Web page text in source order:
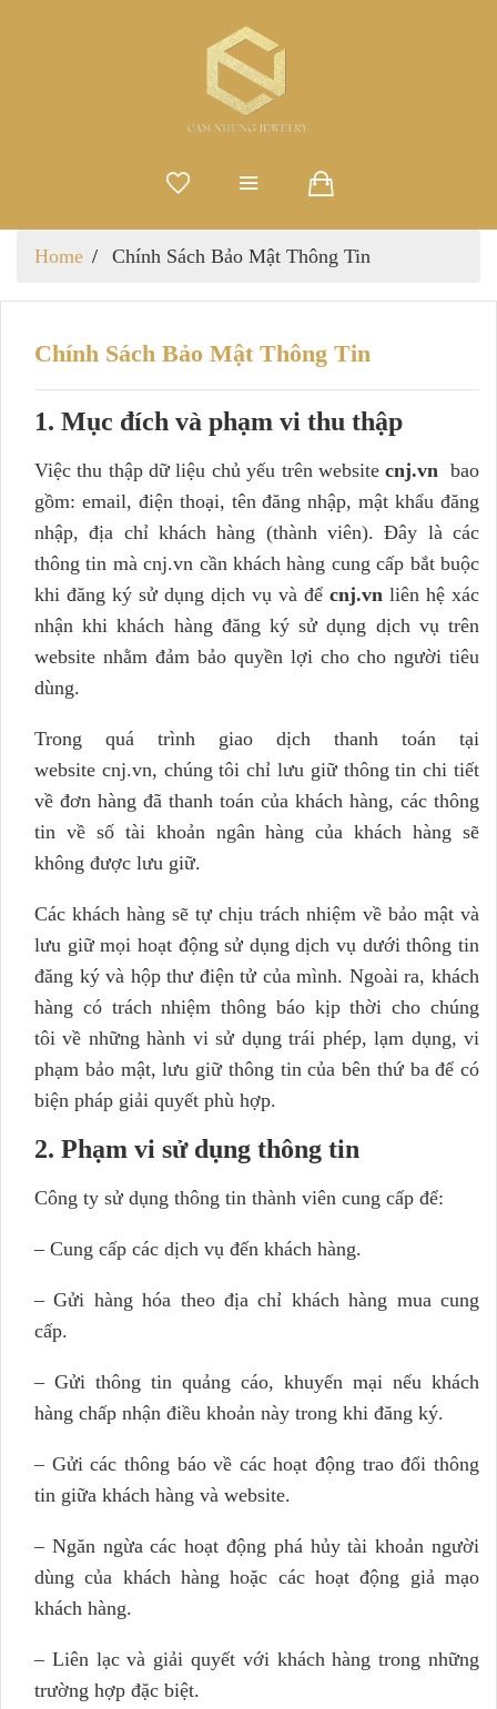
Home Chính Sách Bảo Mật Thông Tin
Chính Sách Bảo Mật Thông Tin
1. Mục đích và phạm vi thu thập
Việc thu thập dữ liệu chủ yếu trên websitecnj.vn bao
gồm: email, điện thoại, tên đăng nhập, mật khẩu đăng
nhập, địa chỉ khách hàng (thành viên). Đây là các
thông tin mà cnj.vn cần khách hàng cung cấp bắt buộc
khi đăng ký sử dụng dịch vụ và để cnj.vn liên hệ xác
nhận khi khách hàng đăng ký sử dụng dịch vụ trên
website nhằm đảm bảo quyền lợi cho cho người tiêu
dùng.
Trong quá trình giao dịch thanh toán tại
website cnj.vn, chúng tôi chỉ lưu giữ thông tin chi tiết
về đơn hàng đã thanh toán của khách hàng, các thông
tin về số tài khoản ngân hàng của khách hàng sẽ
không được lưu giữ.
Các khách hàng sẽ tự chịu trách nhiệm về bảo mật và
lưu giữ mọi hoạt động sử dụng dịch vụ dưới thông tin
đăng ký và hộp thư điện tử của mình. Ngoài ra, khách
hàng có trách nhiệm thông báo kịp thời cho chúng
tôi về những hành vi sử dụng trái phép, lạm dụng, vi
phạm bảo mật, lưu giữ thông tin của bên thứ ba để có
biện pháp giải quyết phù hợp.
2. Phạm vi sử dụng thông tin
Công ty sử dụng thông tin thành viên cung cấp để:
– Cung cấp các dịch vụ đến khách hàng.
– Gửi hàng hóa theo địa chỉ khách hàng mua cung
cấp.
– Gửi thông tin quảng cáo, khuyến mại nếu khách
hàng chấp nhận điều khoản này trong khi đăng ký.
– Gửi các thông báo về các hoạt động trao đổi thông
tin giữa khách hàng và website.
– Ngăn ngừa các hoạt động phá hủy tài khoản người
dùng của khách hàng hoặc các hoạt động giả mạo
khách hàng.
– Liên lạc và giải quyết với khách hàng trong những
trường hợp đặc biệt.